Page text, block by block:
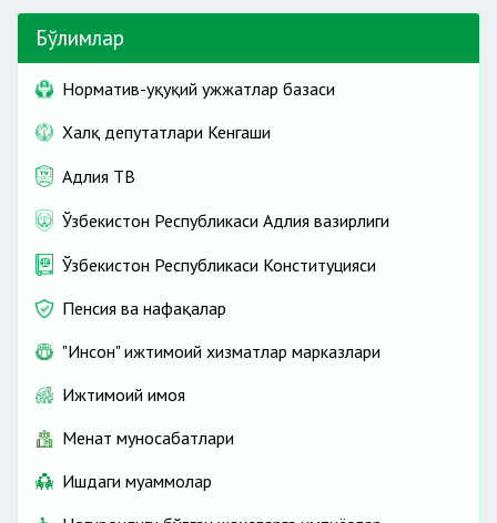
Бўлимлар
Норматив-ҳуқуқий ҳужжатлар базаси
Халқ депутатлари Кенгаши
Адлия ТВ
Ўзбекистон Республикаси Адлия вазирлиги
Ўзбекистон Республикаси Конституцияси
Пенсия ва нафақалар
"Инсон" ижтимоий хизматлар марказлари
Ижтимоий ҳимоя
Меҳнат муносабатлари
Ишдаги муаммолар